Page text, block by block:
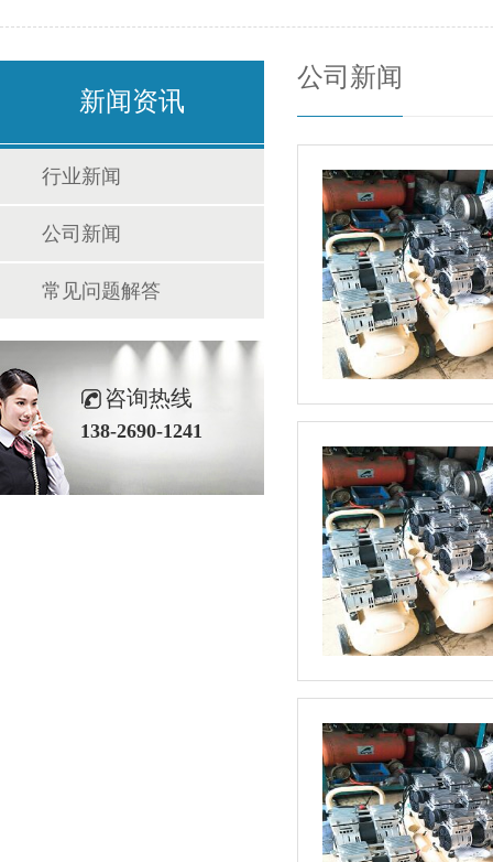
新闻资讯
行业新闻
公司新闻
常见问题解答
咨询热线
138-2690-1241
公司新闻